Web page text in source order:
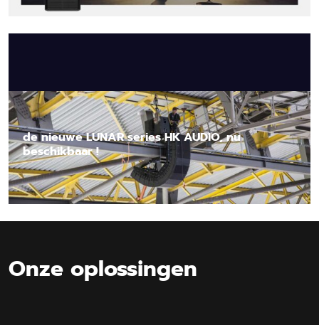
de nieuwe LUNAR series HK AUDIO, nu
beschikbaar !
Lees nieuwsbericht
Onze oplossingen